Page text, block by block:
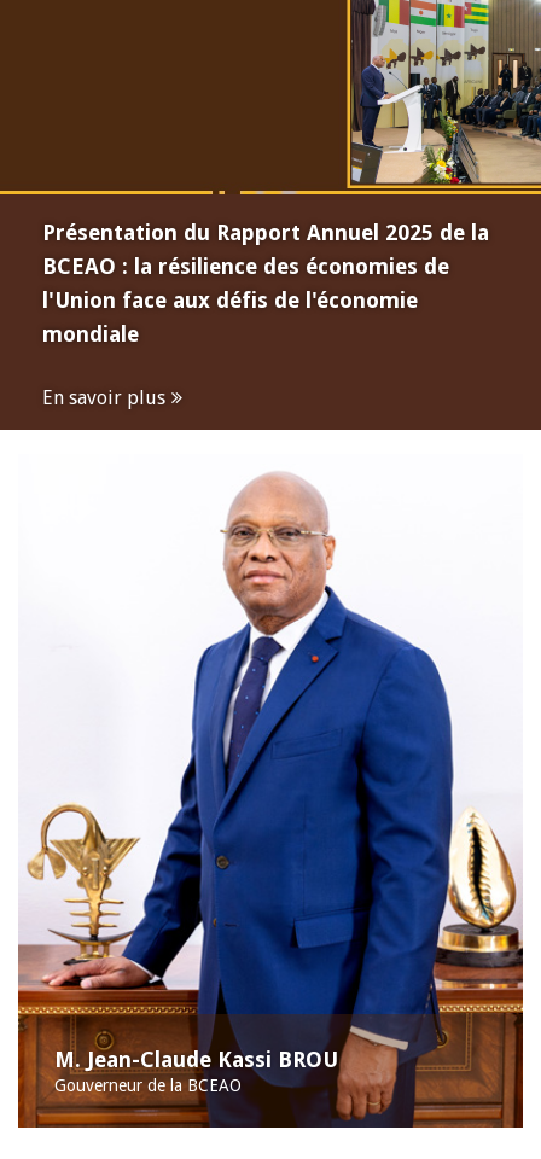
Présentation du Rapport Annuel 2025 de la
BCEAO : la résilience des économies de
l'Union face aux défis de l'économie
mondiale
En savoir plus
M. Jean-Claude Kassi BROU
Gouverneur de la BCEAO